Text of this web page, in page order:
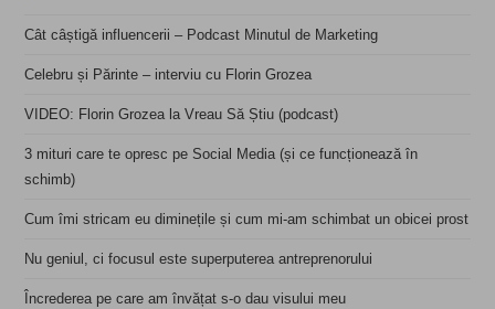
Cât câștigă influencerii – Podcast Minutul de Marketing
Celebru și Părinte – interviu cu Florin Grozea
VIDEO: Florin Grozea la Vreau Să Știu (podcast)
3 mituri care te opresc pe Social Media (și ce funcționează în
schimb)
Cum îmi stricam eu diminețile și cum mi-am schimbat un obicei prost
Nu geniul, ci focusul este superputerea antreprenorului
Încrederea pe care am învățat s-o dau visului meu